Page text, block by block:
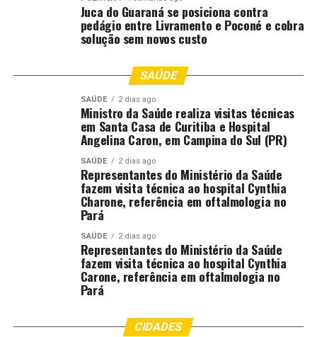
Juca do Guaraná se posiciona contra
pedágio entre Livramento e Poconé e cobra
solução sem novos custo
SAÚDE
SAÚDE 2 dias ago
Ministro da Saúde realiza visitas técnicas
em Santa Casa de Curitiba e Hospital
Angelina Caron, em Campina do Sul (PR)
SAÚDE 2 dias ago
Representantes do Ministério da Saúde
fazem visita técnica ao hospital Cynthia
Charone, referência em oftalmologia no
Pará
SAÚDE 2 dias ago
Representantes do Ministério da Saúde
fazem visita técnica ao hospital Cynthia
Carone, referência em oftalmologia no
Pará
CIDADES